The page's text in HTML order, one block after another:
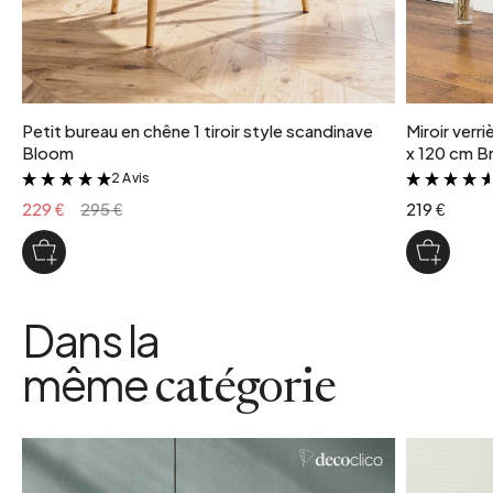
Petit bureau en chêne 1 tiroir style scandinave
Bloom
&
2 Avis
229 € 295 €
Miroir
x 120 cm
219 €
Dans la
mêmecatégorie